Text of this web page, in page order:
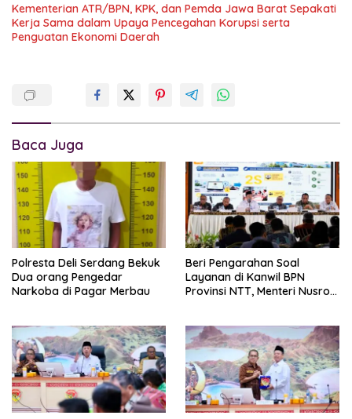
Kementerian ATR/BPN, KPK, dan Pemda Jawa Barat Sepakati
Kerja Sama dalam Upaya Pencegahan Korupsi serta
Penguatan Ekonomi Daerah
Baca Juga
Polresta Deli Serdang Bekuk
Dua orang Pengedar
Narkoba di Pagar Merbau
Beri Pengarahan Soal
Layanan di Kanwil BPN
Provinsi NTT, Menteri Nusron: